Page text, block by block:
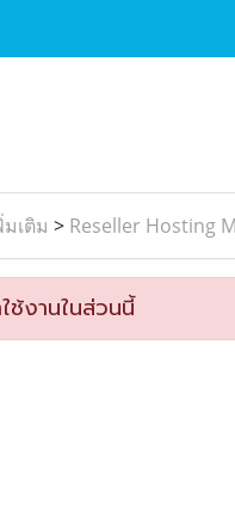
เติม > Reseller Hosting
ช้งานในส่วนนี้